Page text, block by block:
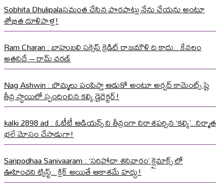
Sobhita Dhulipalaసమంత చేసిన పొరపాట్లు నేను చేయను అంటూ
శోభిత దూళిపాళ్ల!
Ram Charan : బాహుబలి సక్సెస్ క్రెడిట్ రాజమౌళి ది కాదు.. కేవలం
అతనిదే – రామ్ చరణ్
Nag Ashwin : బొమ్మలు పంపిస్తా ఆడుకో అంటూ అర్షద్ కామెంట్స్ పై
తీవ్ర స్థాయిలో స్పందించిన కల్కి డైరెక్టర్!
kalki 2898 ad : ఓటీటీ ఆడియన్స్ ని తీవ్రంగా నిరాశపర్చిన ‘కల్కి’..నిర్మాత
భలే మోసం చేసాడుగా!
Saripodhaa Sanivaaram : ‘సరిపోదా శనివారం’ క్లైమాక్స్ లో
ఊహించని ట్విస్ట్.. క్లిక్ అయితే ఆకాశమే హద్దు!